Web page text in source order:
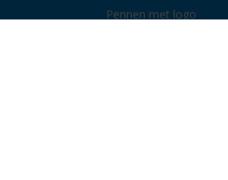
Pennen met logo